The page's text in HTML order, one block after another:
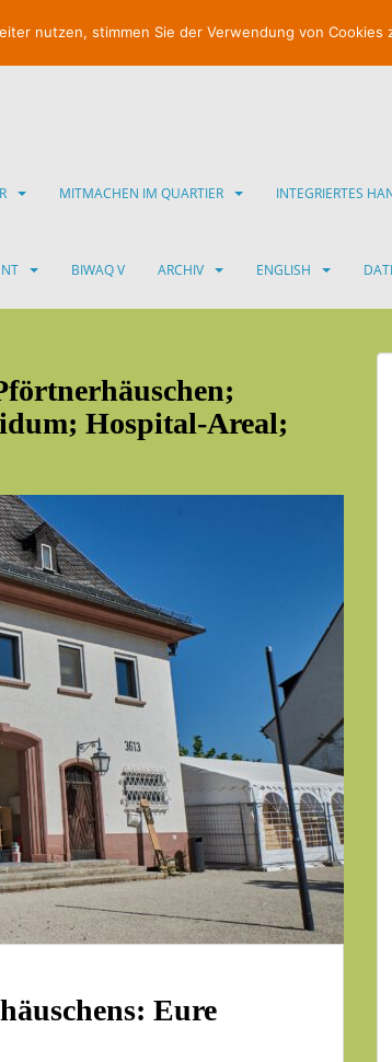
MITMACHEN IM QUARTIER INTEGRIERTES
BIWAQ V ARCHIV ENGLISH
Hospital-Areal;
Eure
nutzen, stimmen Sie der Verwendung von Cookies